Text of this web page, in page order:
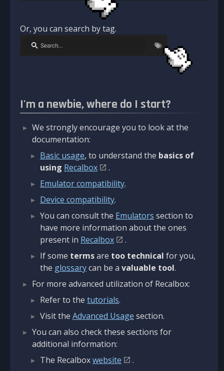
Or, you can search by tag.
I'm a newbie, where do I start?
We strongly encourage you to look at the
documentation:
Basic usage, to understand the basics of
using Recalbox
.
Emulator compatibility.
Device compatibility.
You can consult the Emulators section to
have more information about the ones
present in Recalbox
.
If some termsare too technical for you,
the glossarycan be a valuable tool.
For more advanced utilization of Recalbox:
Refer to the tutorials.
Visit the Advanced Usage section.
You can also check these sections for
additional information:
The Recalboxwebsite
.